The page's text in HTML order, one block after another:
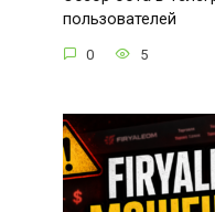
пользователей
0 5